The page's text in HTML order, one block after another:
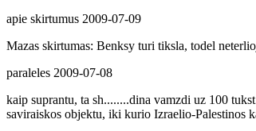
apie skirtumus 2009-07-09
Mazas skirtumas: Benksy turi tiksla, todel
paraleles 2009-07-08
kaip suprantu, ta sh........dina vamzdi uz 100
saviraiskos objektu, iki kurio Izraelio-Palestinos